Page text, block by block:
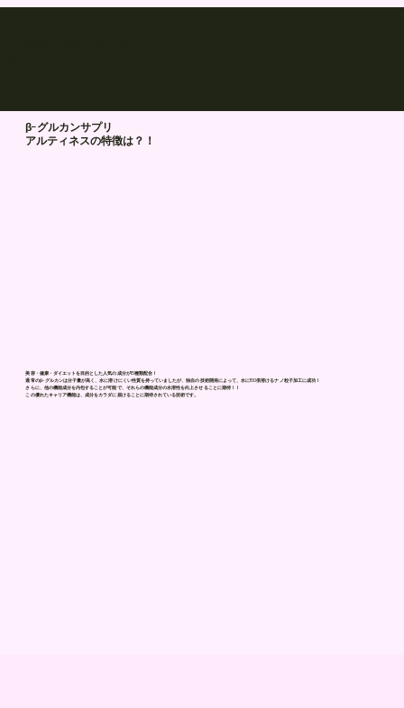
​美容・健康・ダイエットを目的とした人気の成分が15種類配合！
通常のβ-グルカンは分子量が高く、水に溶けにくい性質を持っていましたが、独自の技術開発によって、水に150倍溶けるナノ粒子加工に成功！
さらに、他の機能成分を内包することが可能で、それらの機能成分の水溶性を向上させることに期待！！
この優れたキャリア機能は、成分をカラダに届けることに期待されている技術です。
β-グルカンサプリ
アルティネスの特徴は？！